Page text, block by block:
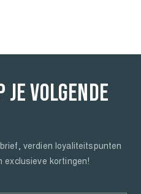
VOLGENDE
verdien loyaliteitspunten
exclusieve kortingen!